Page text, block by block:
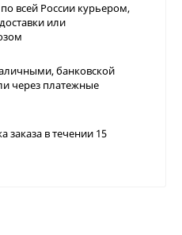
всей России курьером,
или
банковской
через платежные
заказа в течении 15